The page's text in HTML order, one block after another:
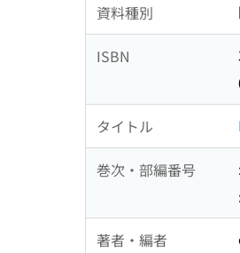
資料種別
ISBN
タイトル
巻次・部編番号
著者・編者